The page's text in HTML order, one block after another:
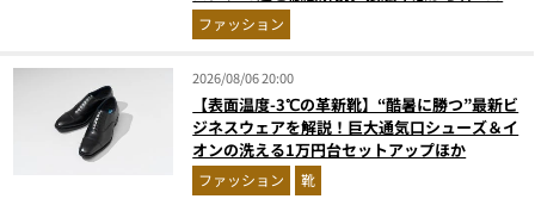
まで決定版
ファッション
2026/08/06 20:00
【表面温度-3℃の革新靴】“酷暑に勝つ”最新ビ
ジネスウェアを解説！巨大通気口シューズ＆イ
オンの洗える1万円台セットアップほか
ファッション 靴